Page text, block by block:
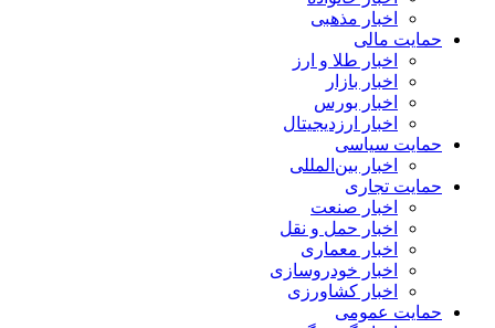
اخبار مذهبی
حمایت مالی
اخبار طلا و ارز
اخبار بازار
اخبار بورس
اخبار ارزدیجیتال
حمایت سیاسی
اخبار بین‌المللی
حمایت تجاری
اخبار صنعت
اخبار حمل و نقل
اخبار معماری
اخبار خودروسازی
اخبار کشاورزی
حمایت عمومی